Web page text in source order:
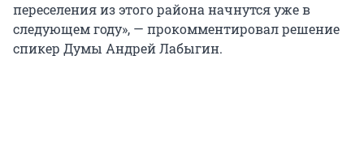
переселения из этого района начнутся уже в
следующем году», — прокомментировал решение
спикер Думы Андрей Лабыгин.